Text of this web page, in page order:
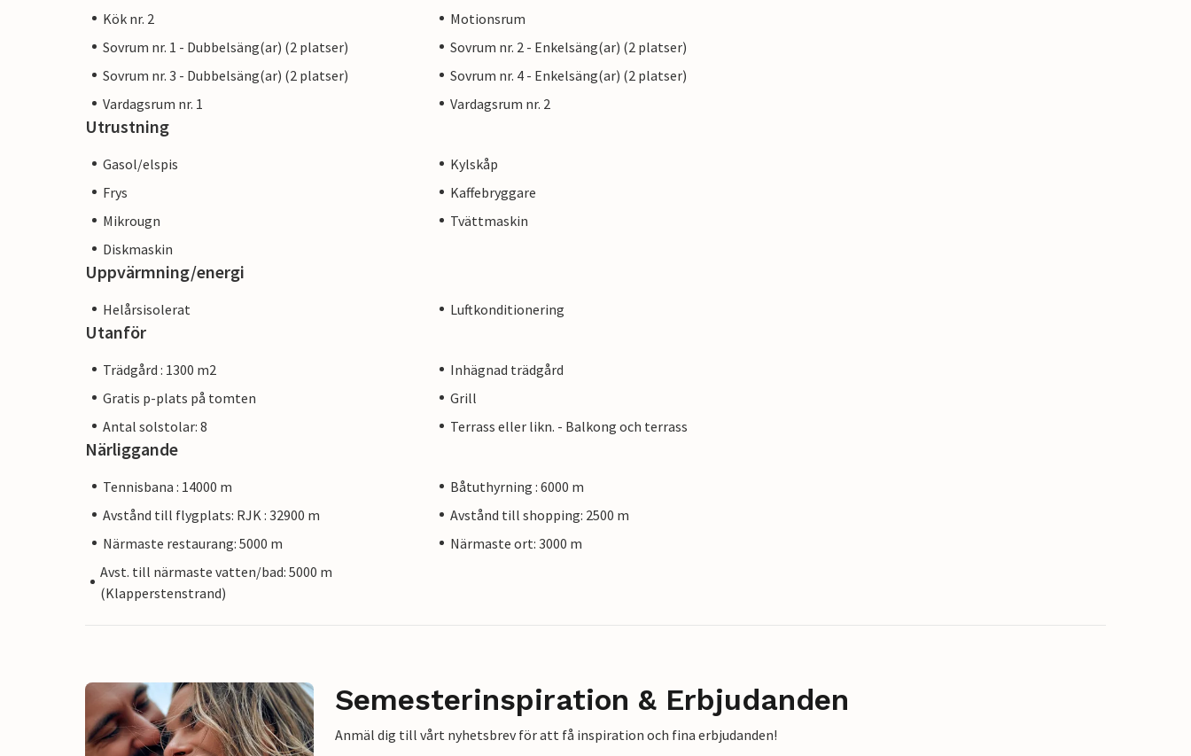
Kök nr. 2
Motionsrum
Sovrum nr. 1 - Dubbelsäng(ar) (2 platser)
Sovrum nr. 2 - Enkelsäng(ar) (2 platser)
Sovrum nr. 3 - Dubbelsäng(ar) (2 platser)
Sovrum nr. 4 - Enkelsäng(ar) (2 platser)
Vardagsrum nr. 1
Vardagsrum nr. 2
Utrustning
Gasol/elspis
Kylskåp
Frys
Kaffebryggare
Mikrougn
Tvättmaskin
Diskmaskin
Uppvärmning/energi
Helårsisolerat Luftkonditionering
Utanför
Trädgård : 1300 m2
Inhägnad trädgård
Gratis p-plats på tomten
Grill
Antal solstolar: 8
Terrass eller likn. - Balkong och terrass
Närliggande
Tennisbana : 14000 m
Båtuthyrning : 6000 m
Avstånd till flygplats: RJK : 32900 m
Avstånd till shopping: 2500 m
Närmaste restaurang: 5000 m
Närmaste ort: 3000 m
Avst. till närmaste vatten/bad: 5000 m
(Klapperstenstrand)
Semesterinspiration & Erbjudanden
Anmäl dig till vårt nyhetsbrev för att få inspiration och fina erbjudanden!